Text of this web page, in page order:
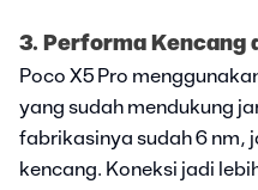
3. Performa Kencang
Poco X5 Pro
yang sudah mendukung
fabrikasinya sudah 6 nm,
kencang. Koneksi jadi